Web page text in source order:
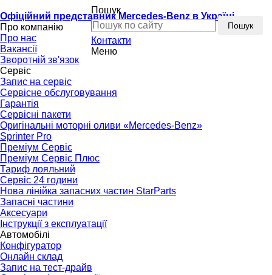
Офіційний представник Mercedes-Benz в Україні
Пошук
Пошук
Контакти
Меню
Про компанію
Про нас
Вакансії
Зворотній зв'язок
Сервіс
Запис на сервіс
Сервісне обслуговування
Гарантія
Сервісні пакети
Оригінальні моторні оливи «Mercedes-Benz»
Sprinter Pro
Преміум Сервіс
Преміум Сервіс Плюс
Тариф лояльний
Сервіс 24 години
Нова лінійка запасних частин StarParts
Запасні частини
Аксесуари
Інструкції з експлуатації
Автомобілі
Конфігуратор
Онлайн склад
Запис на тест-драйв